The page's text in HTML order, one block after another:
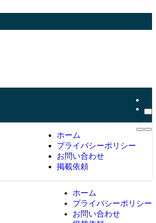
ホーム
プライバシーポリシー
お問い合わせ
掲載依頼
ホーム
プライバシーポリシー
お問い合わせ